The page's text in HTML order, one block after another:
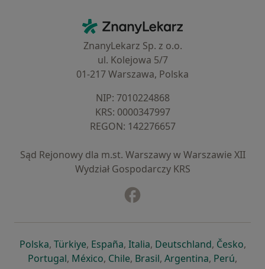
ZnanyLekarz - Strona główna
ZnanyLekarz Sp. z o.o.
ul. Kolejowa 5/7
01-217 Warszawa, Polska
NIP: ⁠7010224868
KRS: ⁠0000347997
REGON: ⁠142276657
Sąd Rejonowy dla m.st. Warszawy w Warszawie XII
Wydział Gospodarczy KRS
Polskaotwiera się w nowej karcie
, Türkiyeotwiera się w nowej karcie
, Españaotwiera się w nowej karcie
, Italiaotwiera się w nowej
, Deutschlandotwiera się
, Česko,
Portugalotwiera się w nowej karcie
, Méxicootwiera się w nowej karcie
, Chileotwiera się w nowej karcie
, Brasilotwiera się w nowej
, Argentinaotwiera się
, Perú,